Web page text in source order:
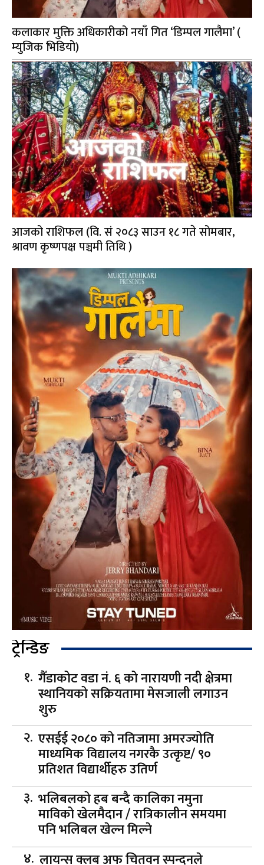
कलाकार मुक्ति अधिकारीको नयाँ गित ‘डिम्पल गालैमा’ (
म्युजिक भिडियो)
आजको राशिफल (वि. सं २०८३ साउन १८ गते सोमबार,
श्रावण कृष्णपक्ष पञ्चमी तिथि )
ट्रेन्डिङ
गैँडाकोट वडा नं. ६ को नारायणी नदी क्षेत्रमा
स्थानियको सक्रियतामा मेसजाली लगाउन
शुरु
एसईई २०८० को नतिजामा अमरज्योति
माध्यमिक विद्यालय नगरकै उत्कृष्ट/ ९०
प्रतिशत विद्यार्थीहरु उतिर्ण
भलिबलको हब बन्दै कालिका नमुना
माविको खेलमैदान / रात्रिकालीन समयमा
पनि भलिबल खेल्न मिल्ने
लायन्स क्लब अफ चितवन स्पन्दनले